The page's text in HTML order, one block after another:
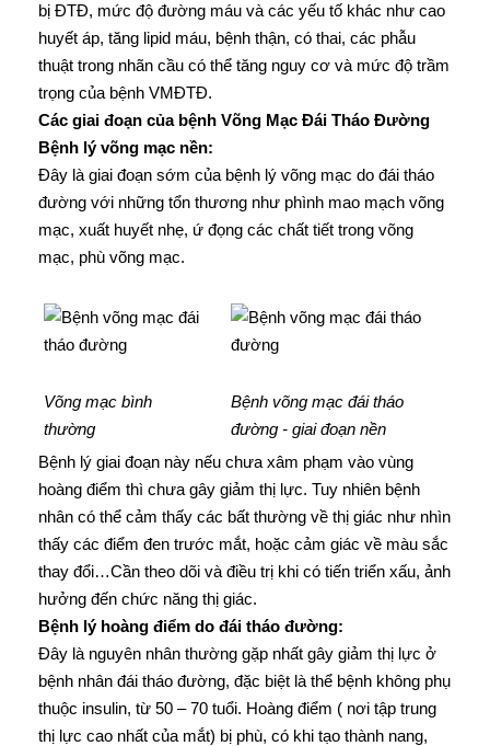
bị ĐTĐ, mức độ đường máu và các yếu tố khác như cao
huyết áp, tăng lipid máu, bệnh thận, có thai, các phẫu
thuật trong nhãn cầu có thể tăng nguy cơ và mức độ trầm
trọng của bệnh VMĐTĐ.
Các giai đoạn của bệnh Võng Mạc Đái Tháo Đường
Bệnh lý võng mạc nền:
Đây là giai đoạn sớm của bệnh lý võng mạc do đái tháo
đường với những tổn thương như phình mao mạch võng
mạc, xuất huyết nhẹ, ứ đọng các chất tiết trong võng
mạc, phù võng mạc.
Võng mạc bình
thường
Bệnh võng mạc đái tháo
đường - giai đoạn nền
Bệnh lý giai đoạn này nếu chưa xâm phạm vào vùng
hoàng điểm thì chưa gây giảm thị lực. Tuy nhiên bệnh
nhân có thể cảm thấy các bất thường về thị giác như nhìn
thấy các điểm đen trước mắt, hoặc cảm giác về màu sắc
thay đổi…Cần theo dõi và điều trị khi có tiến triển xấu, ảnh
hưởng đến chức năng thị giác.
Bệnh lý hoàng điểm do đái tháo đường:
Đây là nguyên nhân thường gặp nhất gây giảm thị lực ở
bệnh nhân đái tháo đường, đặc biệt là thể bệnh không phụ
thuộc insulin, từ 50 – 70 tuổi. Hoàng điểm ( nơi tập trung
thị lực cao nhất của mắt) bị phù, có khi tạo thành nang,